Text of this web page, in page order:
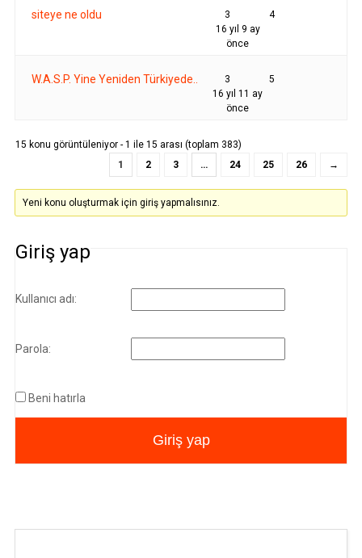
siteye ne oldu 3
4
16 yıl 9 ay
önce
W.A.S.P. Yine Yeniden Türkiyede.. 3
5
16 yıl 11 ay
önce
15 konu görüntüleniyor - 1 ile 15 arası (toplam 383)
1
2 3 … 24 25 26 →
Yeni konu oluşturmak için giriş yapmalısınız.
Giriş yap
Kullanıcı adı:
Parola:
Beni hatırla
Giriş yap